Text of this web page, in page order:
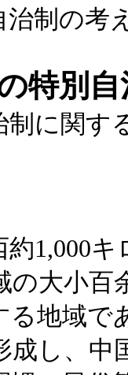
治制の考
特別
に関す
1,000キ
の大小百
地域で
成し、中